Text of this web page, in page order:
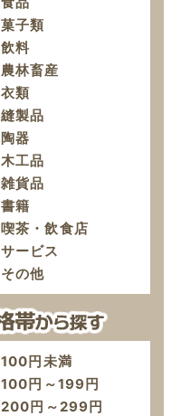
菓子類
飲料
農林畜産
衣類
縫製品
陶器
木工品
雑貨品
書籍
喫茶・飲食店
サービス
その他
100円未満
100円～199円
200円～299円